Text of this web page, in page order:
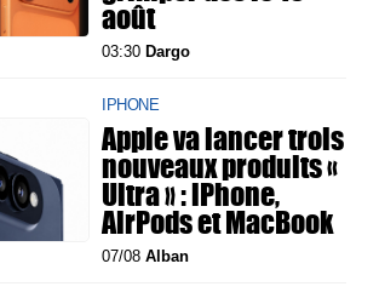
août
03:30 Dargo
IPHONE
Apple va lancer trois
nouveaux produits «
Ultra » : iPhone,
AirPods et MacBook
07/08Alban